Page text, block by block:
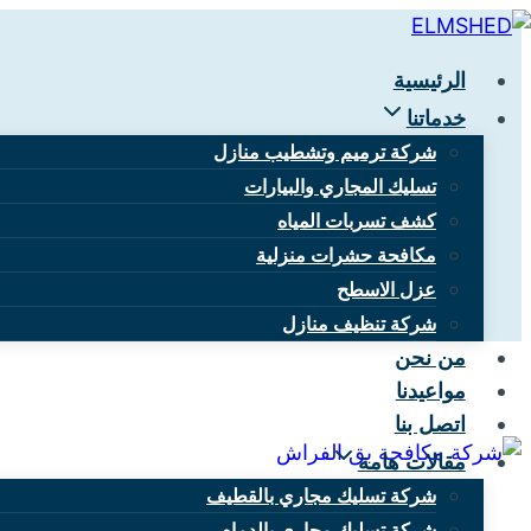
التجاوز
المحتوىالرئيسية
خدماتنا
شركة ترميم وتشطيب منازل
تسليك المجاري والبيارات
كشف تسربات المياه
مكافحة حشرات منزلية
عزل الاسطح
شركة تنظيف منازل
من نحن
مواعيدنا
اتصل بنا
مقالات هامة
شركة تسليك مجاري بالقطيف
أفضل